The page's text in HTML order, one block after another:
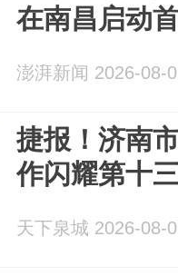
在南昌启动
澎湃新闻 2026-08-
捷报！济南
作闪耀第十
天下泉城 2026-08-